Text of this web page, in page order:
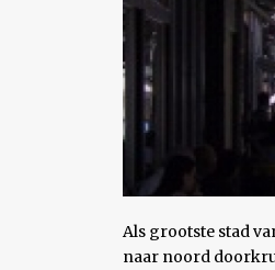
Als grootste stad
naar noord